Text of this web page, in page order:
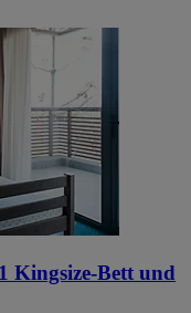
Kingsize-Bett und